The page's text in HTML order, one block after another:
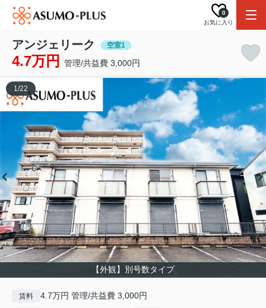
お気に入り
0
アンジェリーク 空室1
4.7万円 管理/共益費 3,000円
【外観】別号数タイプ
1/22
賃料 4.7万円 管理/共益費 3,000円